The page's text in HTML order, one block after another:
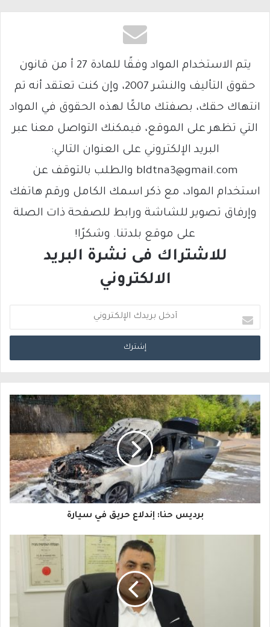
يتم الاستخدام المواد وفقًا للمادة 27 أ من قانون
حقوق التأليف والنشر 2007، وإن كنت تعتقد أنه تم
انتهاك حقك، بصفتك مالكًا لهذه الحقوق في المواد
التي تظهر على الموقع، فيمكنك التواصل معنا عبر
البريد الإلكتروني على العنوان التالي:
bldtna3@gmail.com والطلب بالتوقف عن
استخدام المواد، مع ذكر اسمك الكامل ورقم هاتفك
وإرفاق تصوير للشاشة ورابط للصفحة ذات الصلة
على موقع بلدتنا. وشكرًا!
للاشتراك فى نشرة البريد
الالكتروني
د
خ
ب
ر
ي
د
ك
ا
برديس حنا: إندلاع حريق في سيارة